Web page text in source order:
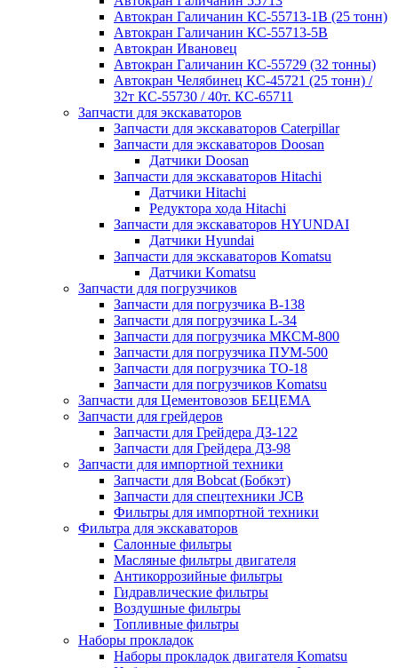
Автокран Галичанин КС-55713-1В (25 тонн)
Автокран Галичанин КС-55713-5В
Автокран Ивановец
Автокран Галичанин КС-55729 (32 тонны)
Автокран Челябинец КС-45721 (25 тонн) /
32т КС-55730 / 40т. КС-65711
Запчасти для экскаваторов
Запчасти для экскаваторов Caterpillar
Запчасти для экскаваторов Doosan
Датчики Doosan
Запчасти для экскаваторов Hitachi
Датчики Hitachi
Редуктора хода Hitachi
Запчасти для экскаваторов HYUNDAI
Датчики Hyundai
Запчасти для экскаваторов Komatsu
Датчики Komatsu
Запчасти для погрузчиков
Запчасти для погрузчика B-138
Запчасти для погрузчика L-34
Запчасти для погрузчика МКСМ-800
Запчасти для погрузчика ПУМ-500
Запчасти для погрузчика ТО-18
Запчасти для погрузчиков Komatsu
Запчасти для Цементовозов БЕЦЕМА
Запчасти для грейдеров
Запчасти для Грейдера ДЗ-122
Запчасти для Грейдера ДЗ-98
Запчасти для импортной техники
Запчасти для Bobcat (Бобкэт)
Запчасти для спецтехники JCB
Фильтры для импортной техники
Фильтра для экскаваторов
Салонные фильтры
Масляные фильтры двигателя
Антикоррозийные фильтры
Гидравлические фильтры
Воздушные фильтры
Топливные фильтры
Наборы прокладок
Наборы прокладок двигателя Komatsu